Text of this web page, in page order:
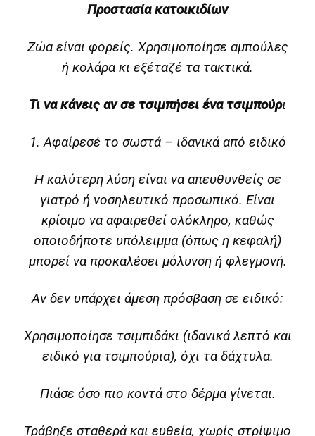
Προστασία κατοικιδίων
Ζώα είναι φορείς. Χρησιμοποίησε αμπούλες
ή κολάρα κι εξέταζέ τα τακτικά.
Τι να κάνεις αν σε τσιμπήσει ένα τσιμπούρι
1. Αφαίρεσέ το σωστά – ιδανικά από ειδικό
Η καλύτερη λύση είναι να απευθυνθείς σε
γιατρό ή νοσηλευτικό προσωπικό. Είναι
κρίσιμο να αφαιρεθεί ολόκληρο, καθώς
οποιοδήποτε υπόλειμμα (όπως η κεφαλή)
μπορεί να προκαλέσει μόλυνση ή φλεγμονή.
Αν δεν υπάρχει άμεση πρόσβαση σε ειδικό:
Χρησιμοποίησε τσιμπιδάκι (ιδανικά λεπτό και
ειδικό για τσιμπούρια), όχι τα δάχτυλα.
Πιάσε όσο πιο κοντά στο δέρμα γίνεται.
Τράβηξε σταθερά και ευθεία, χωρίς στρίψιμο